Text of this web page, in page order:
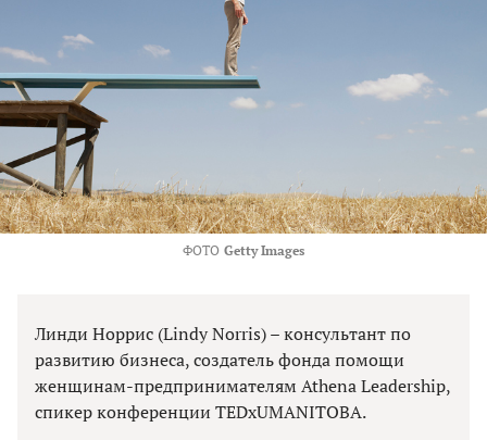
ФОТО Getty Images
Линди Норрис (Lindy Norris) – консультант по
развитию бизнеса, создатель фонда помощи
женщинам-предпринимателям Athena Leadership,
спикер конференции TEDxUMANITOBA.